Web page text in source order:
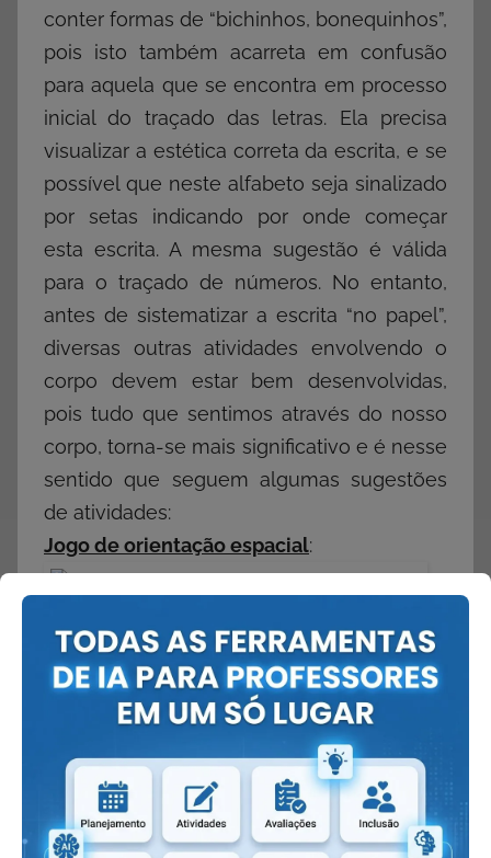
conter formas de “bichinhos, bonequinhos”,
pois isto também acarreta em confusão
para aquela que se encontra em processo
inicial do traçado das letras. Ela precisa
visualizar a estética correta da escrita, e se
possível que neste alfabeto seja sinalizado
por setas indicando por onde começar
esta escrita. A mesma sugestão é válida
para o traçado de números. No entanto,
antes de sistematizar a escrita “no papel”,
diversas outras atividades envolvendo o
corpo devem estar bem desenvolvidas,
pois tudo que sentimos através do nosso
corpo, torna-se mais significativo e é nesse
sentido que seguem algumas sugestões
de atividades:
Jogo de orientação espacial:
Dependendo da idade da criança, pode-se